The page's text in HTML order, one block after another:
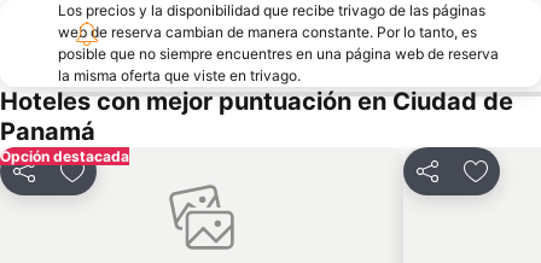
Los precios y la disponibilidad que recibe trivago de las páginas
web de reserva cambian de manera constante. Por lo tanto, es
posible que no siempre encuentres en una página web de reserva
la misma oferta que viste en trivago.
Hoteles con mejor puntuación en Ciudad de
Panamá
Opción destacada
CompartirAgregar a favoritos Compartir